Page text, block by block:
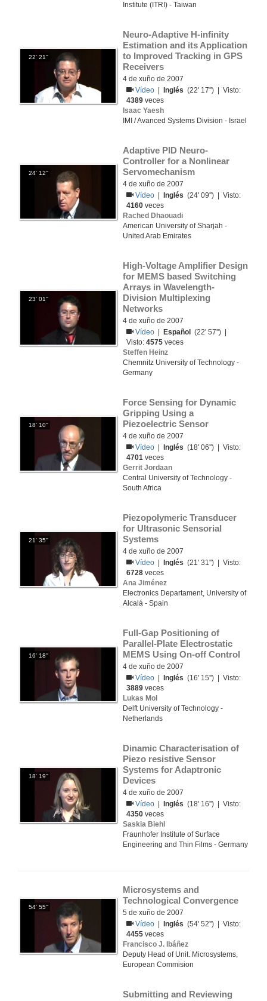
Institute (ITRI) - Taiwan
22' 21''
Neuro-Adaptive H-infinity
Estimation and its Application
to Improved Tracking in GPS
Receivers
4 de xuño de 2007
Vídeo
Inglés (22' 17'') | Visto:
4389 veces
Isaac Yaesh
IMI / Avanced Systems Division - Israel
24' 12''
Adaptive PID Neuro-
Controller for a Nonlinear
Servomechanism
4 de xuño de 2007
Vídeo
Inglés (24' 09'') | Visto:
4160 veces
Rached Dhaouadi
American University of Sharjah -
United Arab Emirates
23' 01''
High-Voltage Amplifier Design
for MEMS based Switching
Arrays in Wavelength-
Division Multiplexing
Networks
4 de xuño de 2007
Vídeo
Español
(22' 57'') |
Visto:4575 veces
Steffen Heinz
Chemnitz University of Technology -
Germany
18' 10''
Force Sensing for Dynamic
Gripping Using a
Piezoelectric Sensor
4 de xuño de 2007
Vídeo
Inglés (18' 06'') | Visto:
4701 veces
Gerrit Jordaan
Central University of Technology -
South Africa
21' 35''
Piezopolymeric Transducer
for Ultrasonic Sensorial
Systems
4 de xuño de 2007
Vídeo
Inglés (21' 31'') | Visto:
6728 veces
Ana Jiménez
Electronics Departament, University of
Alcalá - Spain
16' 18''
Full-Gap Positioning of
Parallel-Plate Electrostatic
MEMS Using On-off Control
4 de xuño de 2007
Vídeo
Inglés (16' 15'') | Visto:
3889 veces
Lukas Mol
Delft University of Technology -
Netherlands
18' 19''
Dinamic Characterisation of
Piezo resistive Sensor
Systems for Adaptronic
Devices
4 de xuño de 2007
Vídeo
Inglés (18' 16'') | Visto:
4350 veces
Saskia Biehl
Fraunhofer Institute of Surface
Engineering and Thin Films - Germany
54' 55''
Microsystems and
Technological Convergence
5 de xuño de 2007
Vídeo
Inglés (54' 52'') | Visto:
4455 veces
Francisco J. Ibáñez
Deputy Head of Unit. Microsystems,
European Commision
Submitting and Reviewing